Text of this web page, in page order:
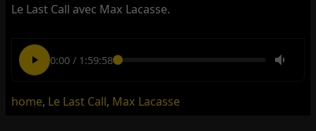
Le Last Call avec Max Lacasse.
0:00/ 1:59:58
home, Le Last Call, Max Lacasse